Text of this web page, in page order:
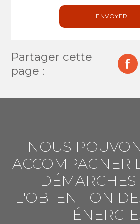
Partager cette
page :
NOUS
ACCOMPAGNER
L'OBTENTION